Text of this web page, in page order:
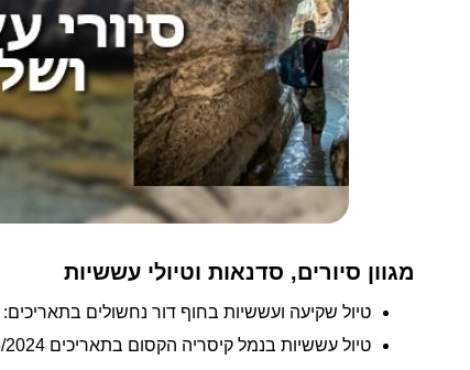
מגוון סיורים, סדנאות וטיולי עששיות
טיול שקיעה ועששיות בחוף דור נחשולים בתאריכים: 07-14-21/06/2024
טיול עששיות בנמל קיסריה הקסום בתאריכים 07-14/06/2024